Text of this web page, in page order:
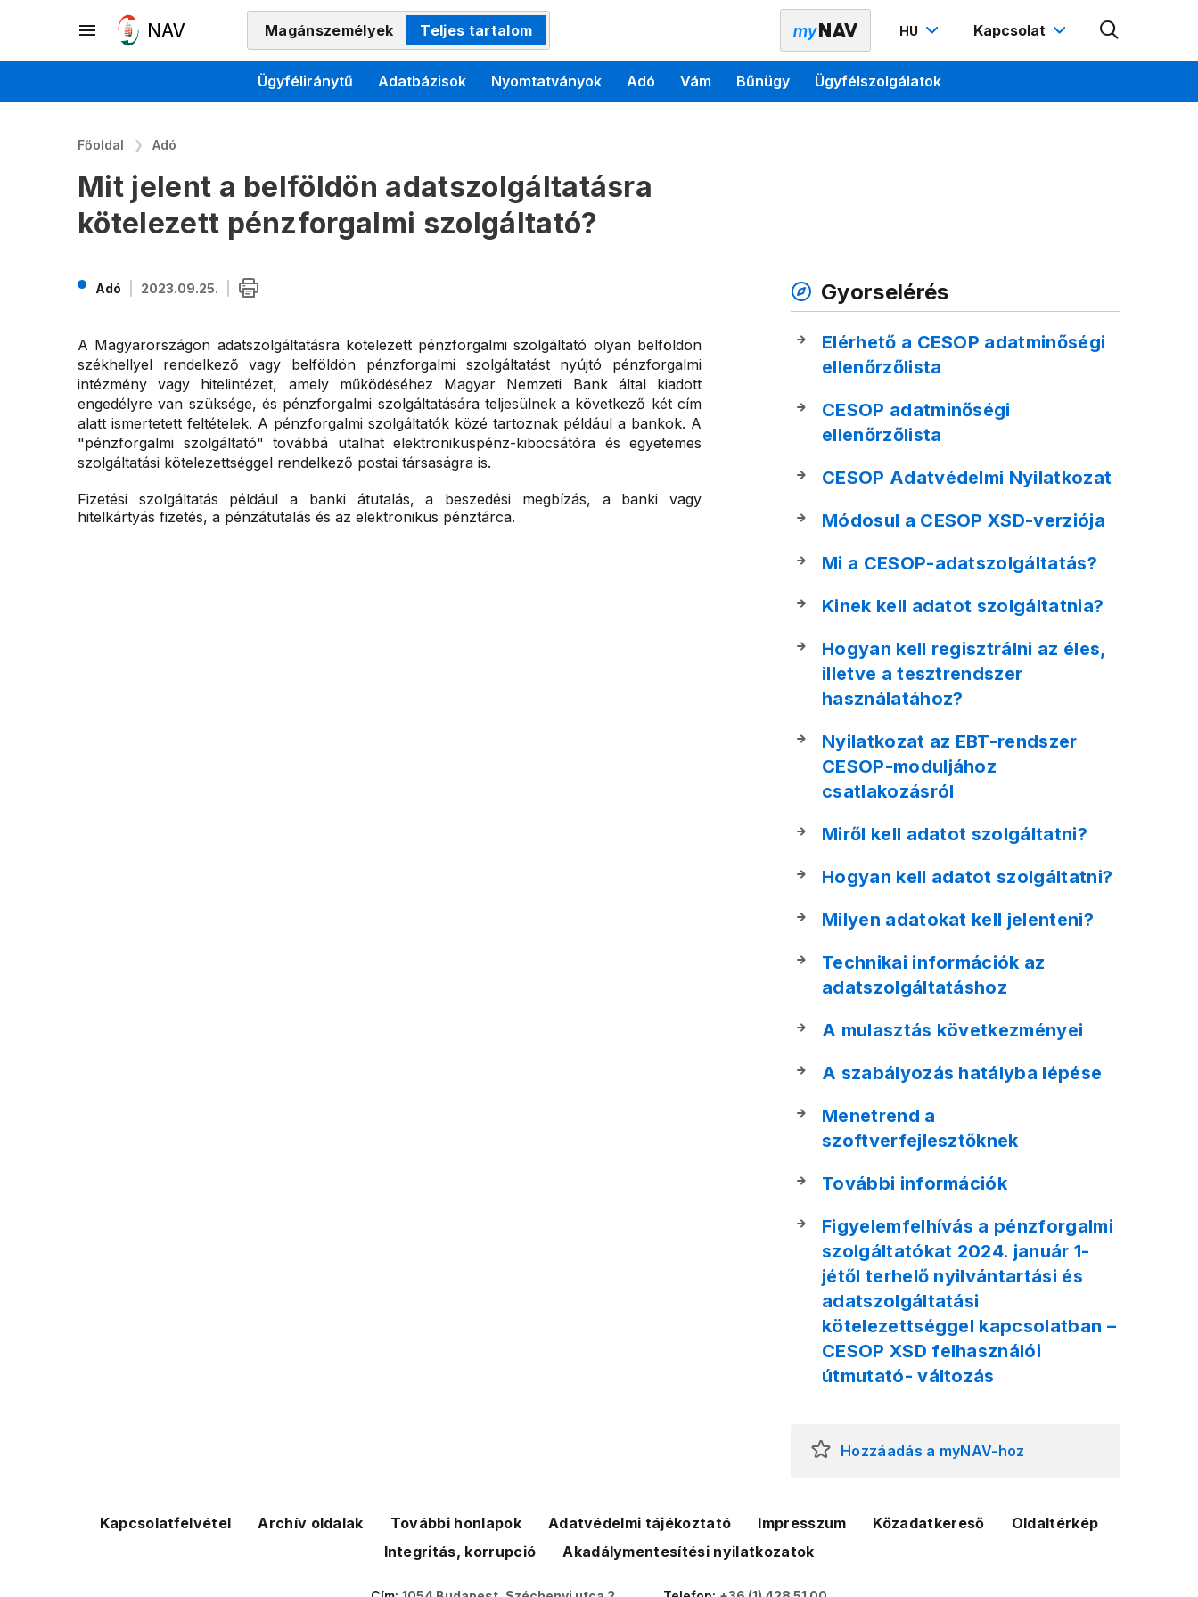
Magánszemélyek Teljes tartalom HU Kapcsolat
Ügyféliránytű Adatbázisok Nyomtatványok Adó Vám Bűnügy Ügyfélszolgálatok
Főoldal Adó
Mit jelent a belföldön adatszolgáltatásra
kötelezett pénzforgalmi szolgáltató?
Adó 2023.09.25.
A Magyarországon adatszolgáltatásra kötelezett pénzforgalmi szolgáltató olyan belföldön
székhellyel rendelkező vagy belföldön pénzforgalmi szolgáltatást nyújtó pénzforgalmi
intézmény vagy hitelintézet, amely működéséhez Magyar Nemzeti Bank által kiadott
engedélyre van szüksége, és pénzforgalmi szolgáltatására teljesülnek a következő két cím
alatt ismertetett feltételek. A pénzforgalmi szolgáltatók közé tartoznak például a bankok. A
"pénzforgalmi szolgáltató" továbbá utalhat elektronikuspénz-kibocsátóra és egyetemes
szolgáltatási kötelezettséggel rendelkező postai társaságra is.
Fizetési szolgáltatás például a banki átutalás, a beszedési megbízás, a banki vagy
hitelkártyás fizetés, a pénzátutalás és az elektronikus pénztárca.
Gyorselérés
Elérhető a CESOP adatminőségi
ellenőrzőlista
CESOP adatminőségi
ellenőrzőlista
CESOP Adatvédelmi Nyilatkozat
Módosul a CESOP XSD-verziója
Mi a CESOP-adatszolgáltatás?
Kinek kell adatot szolgáltatnia?
Hogyan kell regisztrálni az éles,
illetve a tesztrendszer
használatához?
Nyilatkozat az EBT-rendszer
CESOP-moduljához
csatlakozásról
Miről kell adatot szolgáltatni?
Hogyan kell adatot szolgáltatni?
Milyen adatokat kell jelenteni?
Technikai információk az
adatszolgáltatáshoz
A mulasztás következményei
A szabályozás hatályba lépése
Menetrend a
szoftverfejlesztőknek
További információk
Figyelemfelhívás a pénzforgalmi
szolgáltatókat 2024. január 1-
jétől terhelő nyilvántartási és
adatszolgáltatási
kötelezettséggel kapcsolatban –
CESOP XSD felhasználói
útmutató- változás
Hozzáadás a myNAV-hoz
Kapcsolatfelvétel Archív oldalak További honlapok Adatvédelmi tájékoztató Impresszum Közadatkereső
Oldaltérkép
Integritás, korrupció
Akadálymentesítési nyilatkozatok